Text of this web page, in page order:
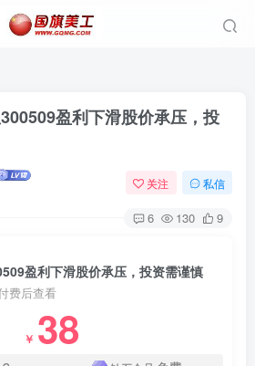
盈利下滑股价承压，投
关注 私信
6 130 9
盈利下滑股价承压，投资需谨慎
费后查看
￥ 38